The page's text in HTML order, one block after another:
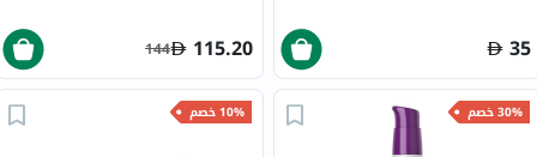
35
115.20
144
30% خصم 10% خصم